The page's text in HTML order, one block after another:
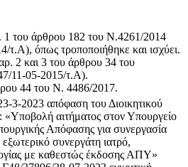
1 του άρθρου 182 του Ν.4261/2014
όπως τροποποιήθηκε και ισχύει.
2 και 3 του άρθρου 34 του
11-05-2015/τ.Α).
44 του Ν. 4486/2017.
3-2023 απόφαση του Διοικητικού
«Υποβολή αιτήματος στον Υπουργείο
Απόφασης για συνεργασία
συνεργάτη ιατρό,
με καθεστώς έκδοσης ΑΠΥ»